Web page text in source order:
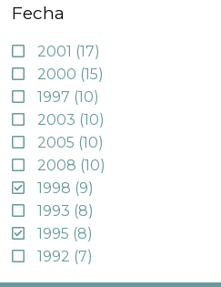
Fecha
2001 (17)
2000 (15)
1997 (10)
2003 (10)
2005 (10)
2008 (10)
1998 (9)
1993 (8)
1995 (8)
1992 (7)